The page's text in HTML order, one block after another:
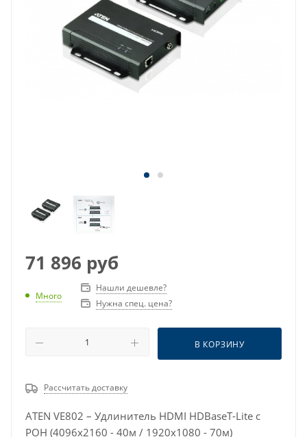
71 896 руб
Много
Нашли дешевле?
Нужна спец. цена?
В КОРЗИНУ
Рассчитать доставку
ATEN VE802 – Удлинитель HDMI HDBaseT-Lite с
POH (4096x2160 - 40м / 1920x1080 - 70м)